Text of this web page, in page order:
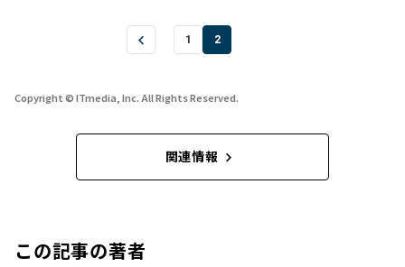
1 2
Copyright © ITmedia, Inc. All Rights Reserved.
関連情報
この記事の著者